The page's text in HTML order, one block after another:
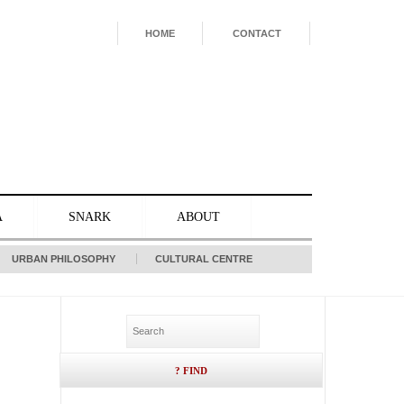
HOME CONTACT
SNARK ABOUT
URBAN PHILOSOPHY CULTURAL CENTRE